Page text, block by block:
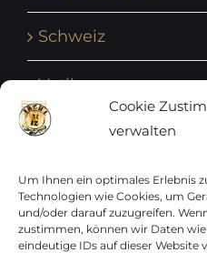
Cookie
verwalten
Um Ihnen ein optimales Erlebnis
Technologien wie Cookies, um
und/oder darauf zuzugreifen.
zustimmen, können wir Daten
eindeutige IDs auf dieser Website
Schweiz
Vatikan
Vereinte Nationen
Vorphilatelie
Zensurbelege